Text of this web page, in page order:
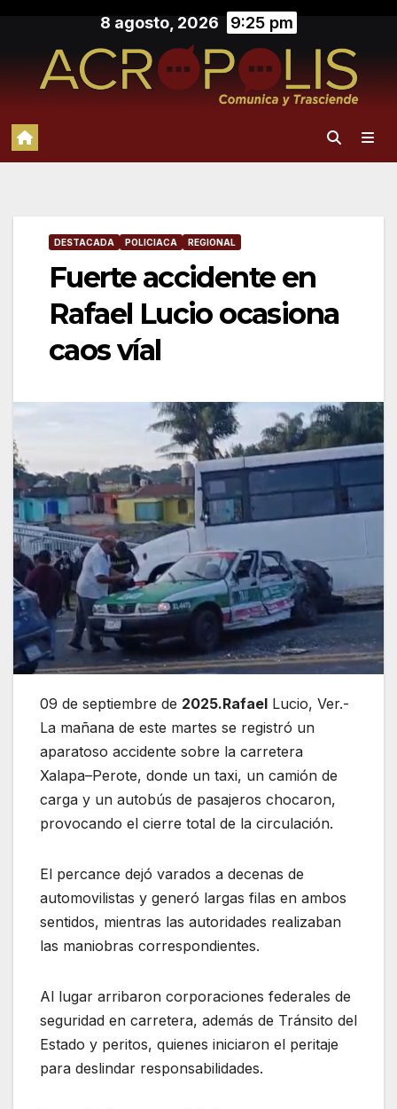
contenido
8 agosto, 2026 9:25 pm
DESTACADA POLICIACA REGIONAL
Fuerte accidente en
Rafael Lucio ocasiona
caos víal
09 de septiembre de 2025.Rafael Lucio, Ver.-
La mañana de este martes se registró un
aparatoso accidente sobre la carretera
Xalapa–Perote, donde un taxi, un camión de
carga y un autobús de pasajeros chocaron,
provocando el cierre total de la circulación.
El percance dejó varados a decenas de
automovilistas y generó largas filas en ambos
sentidos, mientras las autoridades realizaban
las maniobras correspondientes.
Al lugar arribaron corporaciones federales de
seguridad en carretera, además de Tránsito del
Estado y peritos, quienes iniciaron el peritaje
para deslindar responsabilidades.